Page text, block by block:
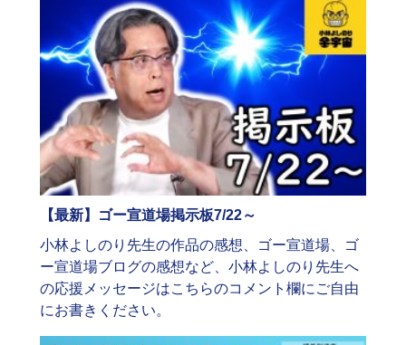
【最新】ゴー宣道場掲示板7/22～
小林よしのり先生の作品の感想、ゴー宣道場、ゴ
ー宣道場ブログの感想など、小林よしのり先生へ
の応援メッセージはこちらのコメント欄にご自由
にお書きください。